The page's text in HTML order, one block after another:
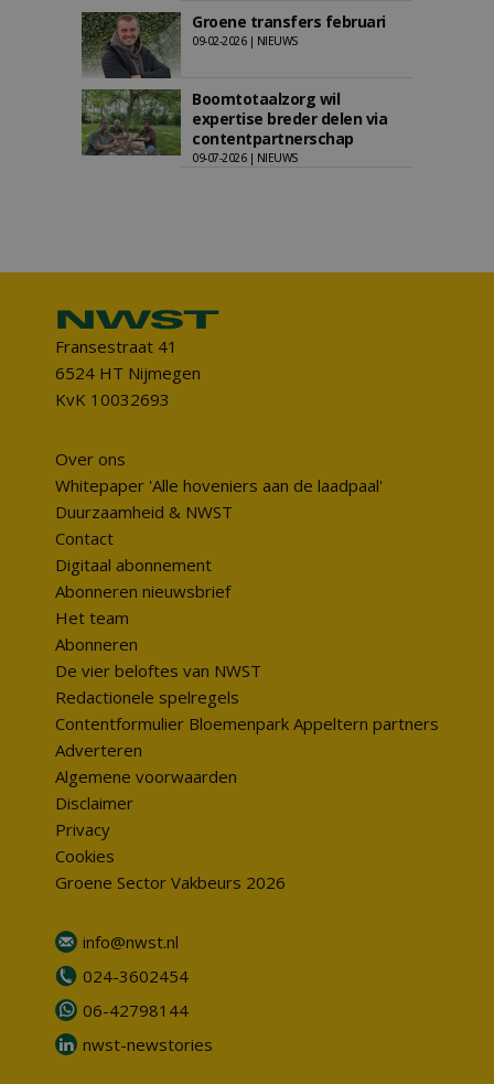
Groene transfers februari
09-02-2026 | NIEUWS
Boomtotaalzorg wil
expertise breder delen via
contentpartnerschap
09-07-2026 | NIEUWS
Fransestraat 41
6524 HT Nijmegen
KvK 10032693
Over ons
Whitepaper 'Alle hoveniers aan de laadpaal'
Duurzaamheid & NWST
Contact
Digitaal abonnement
Abonneren nieuwsbrief
Het team
Abonneren
De vier beloftes van NWST
Redactionele spelregels
Contentformulier Bloemenpark Appeltern partners
Adverteren
Algemene voorwaarden
Disclaimer
Privacy
Cookies
Groene Sector Vakbeurs 2026
info@nwst.nl
024-3602454
06-42798144
nwst-newstories